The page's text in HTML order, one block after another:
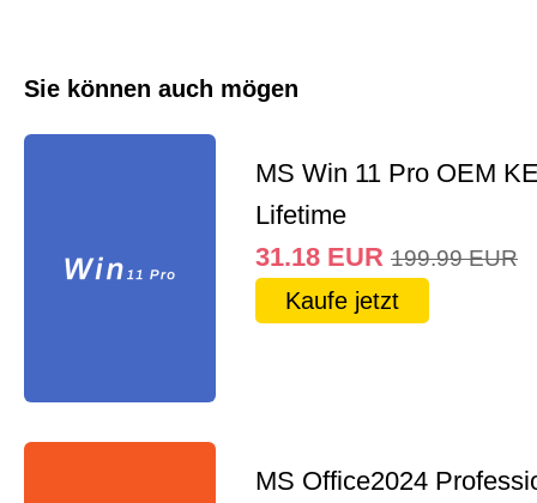
Sie können auch mögen
MS Win 11 Pro OEM
Lifetime
31.18 EUR 199.99 EUR
Kaufe jetzt
MS Office2024